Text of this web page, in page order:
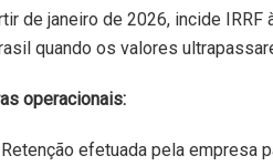
de janeiro de 2026, incide
quando os valores
operacionais:
Retenção efetuada pela empresa